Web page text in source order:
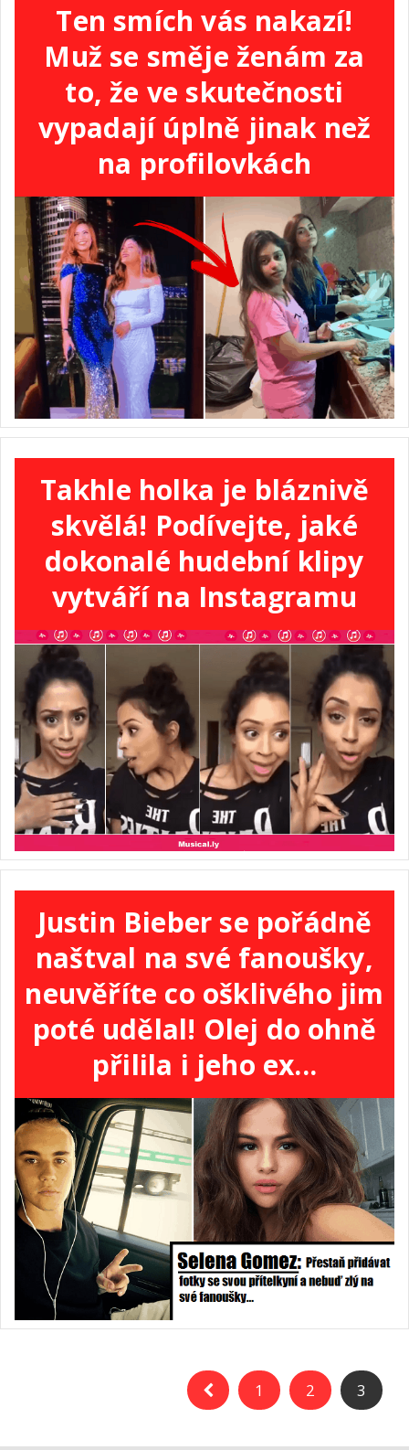
Ten smích vás nakazí!
Muž se směje ženám za
to, že ve skutečnosti
vypadají úplně jinak než
na profilovkách
Takhle holka je bláznivě
skvělá! Podívejte, jaké
dokonalé hudební klipy
vytváří na Instagramu
Justin Bieber se pořádně
naštval na své fanoušky,
neuvěříte co ošklivého jim
poté udělal! Olej do ohně
přilila i jeho ex...
1 2 3